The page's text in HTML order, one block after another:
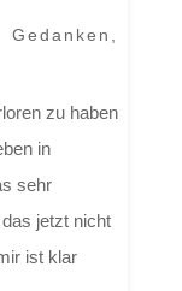
Gedanken
zu haben
in
sehr
jetzt nicht
ist klar